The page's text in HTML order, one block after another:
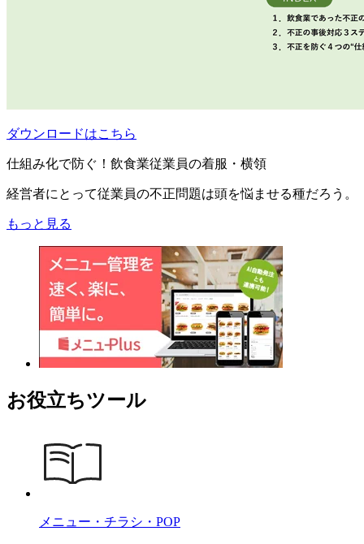
ダウンロードはこちら
仕組み化で防ぐ！飲食業従業員の着服・横領
経営者にとって従業員の不正問題は頭を悩ませる種だろう。
もっと見る
お役立ちツール
メニュー・チラシ・POP